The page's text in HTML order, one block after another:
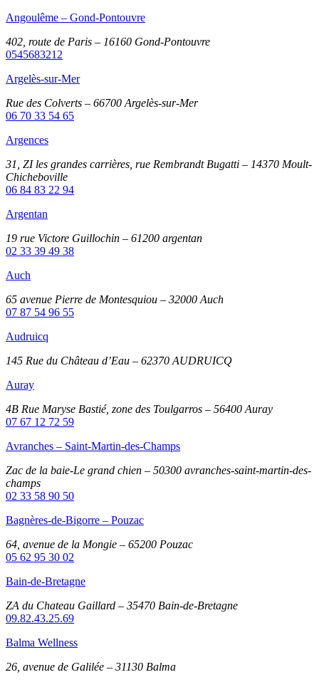
Angoulême – Gond-Pontouvre
402, route de Paris – 16160 Gond-Pontouvre
0545683212
Argelès-sur-Mer
Rue des Colverts – 66700 Argelès-sur-Mer
06 70 33 54 65
Argences
31, ZI les grandes carrières, rue Rembrandt Bugatti – 14370 Moult-
Chicheboville
06 84 83 22 94
Argentan
19 rue Victore Guillochin – 61200 argentan
02 33 39 49 38
Auch
65 avenue Pierre de Montesquiou – 32000 Auch
07 87 54 96 55
Audruicq
145 Rue du Château d’Eau – 62370 AUDRUICQ
Auray
4B Rue Maryse Bastié, zone des Toulgarros – 56400 Auray
07 67 12 72 59
Avranches – Saint-Martin-des-Champs
Zac de la baie-Le grand chien – 50300 avranches-saint-martin-des-
champs
02 33 58 90 50
Bagnères-de-Bigorre – Pouzac
64, avenue de la Mongie – 65200 Pouzac
05 62 95 30 02
Bain-de-Bretagne
ZA du Chateau Gaillard – 35470 Bain-de-Bretagne
09.82.43.25.69
Balma Wellness
26, avenue de Galilée – 31130 Balma